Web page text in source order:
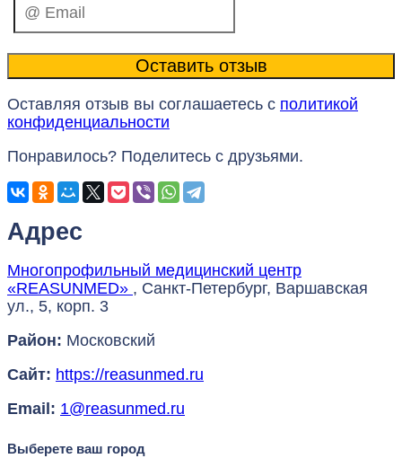
Оставляя отзыв вы соглашаетесь с политикой
конфиденциальности
Понравилось? Поделитесь с друзьями.
Адрес
Многопрофильный медицинский центр
«REASUNMED» , Санкт-Петербург, Варшавская
ул., 5, корп. 3
Район: Московский
Сайт: https://reasunmed.ru
Email: 1@reasunmed.ru
Выберете ваш город